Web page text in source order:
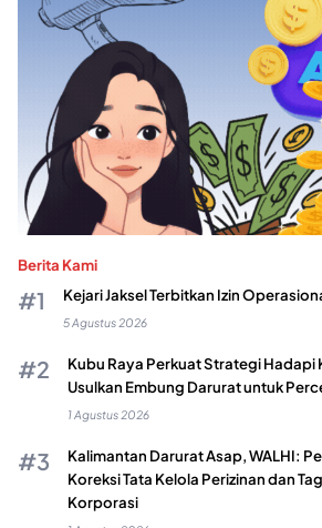
Berita Kami
Kejari Jaksel Terbitkan Izin
5 Agustus 2026
Kubu Raya Perkuat Strategi Hadapi
Usulkan Embung Darurat untuk
1 Agustus 2026
Kalimantan Darurat Asap, WALHI:
Koreksi Tata Kelola Perizinan dan
Korporasi